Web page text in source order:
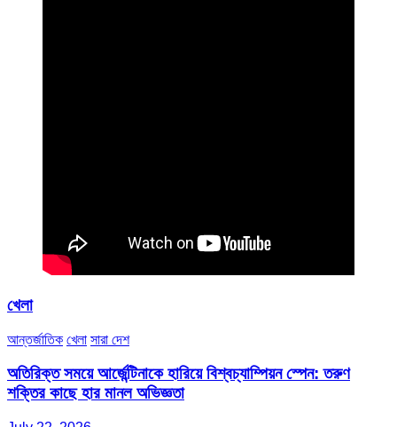
খেলা
আন্তর্জাতিক খেলা সারা দেশ
অতিরিক্ত সময়ে আর্জেন্টিনাকে হারিয়ে বিশ্বচ্যাম্পিয়ন স্পেন: তরুণ
শক্তির কাছে হার মানল অভিজ্ঞতা